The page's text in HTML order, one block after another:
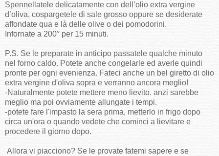
Spennellatele delicatamente con dell’olio extra vergine
d’oliva, cospargetele di sale grosso oppure se desiderate
affondate qua e là delle olive o dei pomodorini.
Infornate a 200° per 15 minuti.
P.S. Se le preparate in anticipo passatele qualche minuto
nel forno caldo. Potete anche congelarle ed averle quindi
pronte per ogni evenienza. Fateci anche un bel giretto di olio
extra vergine d'oliva sopra e verranno ancora meglio!
-Naturalmente potete mettere meno lievito. anzi sarebbe
meglio ma poi ovviamente allungate i tempi.
-potete fare l'impasto la sera prima, metterlo in frigo dopo
circa un'ora o quando vedete che cominci a lievitare e
procedere il giorno dopo.
Allora vi piacciono? Se le provate fatemi sapere e se